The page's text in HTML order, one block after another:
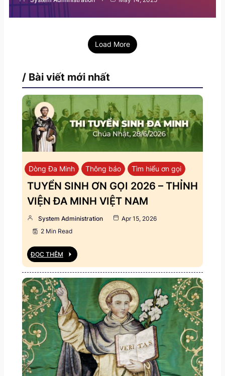
Load More
/ Bài viết mới nhất
Dòng Đa Minh Thông báo Tìm hiểu ơn gọi
TUYỂN SINH ƠN GỌI 2026 – THỈNH
VIỆN ĐA MINH VIỆT NAM
System Administration
Apr 15, 2026
2 Min Read
ĐỌC THÊM